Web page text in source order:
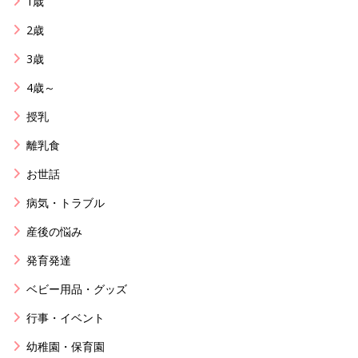
2歳
3歳
4歳～
授乳
離乳食
お世話
病気・トラブル
産後の悩み
発育発達
ベビー用品・グッズ
行事・イベント
幼稚園・保育園